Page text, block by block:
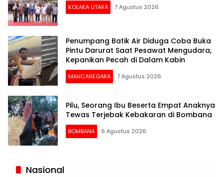
KOLAKA UTARA 7 Agustus 2026
Penumpang Batik Air Diduga Coba Buka
Pintu Darurat Saat Pesawat Mengudara,
Kepanikan Pecah di Dalam Kabin
MANCANEGARA 7 Agustus 2026
Pilu, Seorang Ibu Beserta Empat Anaknya
Tewas Terjebak Kebakaran di Bombana
BOMBANA 6 Agustus 2026
Siaran
Nasional